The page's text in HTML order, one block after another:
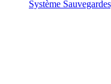
Système